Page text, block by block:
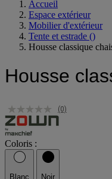
Accueil
Espace extérieur
Mobilier d'extérieur
Tente et estrade ()
Housse
(0)
Coloris :